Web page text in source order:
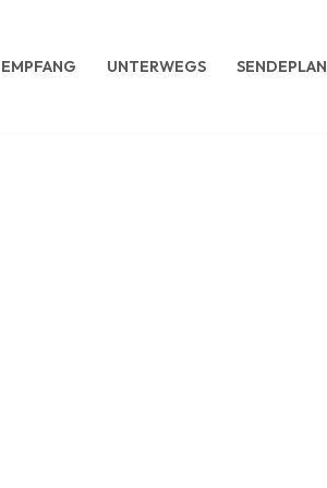
EMPFANG UNTERWEGS SENDEPLAN